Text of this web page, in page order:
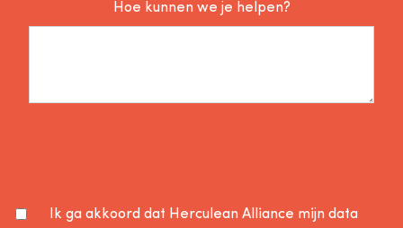
Hoe kunnen we je helpen?
Ik ga akkoord dat Herculean Alliance mijn data